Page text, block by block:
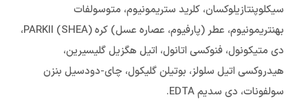
سیکلوپنتازیلوکسان، کلرید ستریمونیوم، متوسولفات
بهنتریمونیوم، عطر (پارفیوم، عصاره عسل) کره PARKII (SHEA)،
دی متیکونول، فنوکسی اتانول، اتیل هگزیل گلیسیرین،
هیدروکسی اتیل سلولز، بوتیلن گلیکول، چای-دودسیل بنزن
سولفونات، دی سدیم EDTA.